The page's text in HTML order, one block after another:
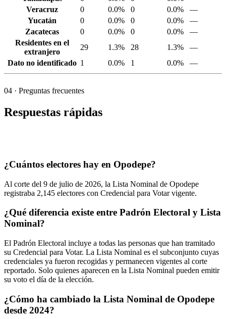
Veracruz
0 0.0% 0 0.0%
—
Yucatán
0 0.0% 0 0.0%
—
Zacatecas
0 0.0% 0 0.0%
—
Residentes en el
extranjero
29 1.3% 28 1.3%
—
Dato no identificado 1 0.0% 1 0.0% —
04 · Preguntas frecuentes
Respuestas rápidas
¿Cuántos electores hay en Opodepe?
Al corte del 9 de julio de 2026, la Lista Nominal de Opodepe
registraba 2,145 electores con Credencial para Votar vigente.
¿Qué diferencia existe entre Padrón Electoral y Lista
Nominal?
El Padrón Electoral incluye a todas las personas que han tramitado
su Credencial para Votar. La Lista Nominal es el subconjunto cuyas
credenciales ya fueron recogidas y permanecen vigentes al corte
reportado. Solo quienes aparecen en la Lista Nominal pueden emitir
su voto el día de la elección.
¿Cómo ha cambiado la Lista Nominal de Opodepe
desde 2024?